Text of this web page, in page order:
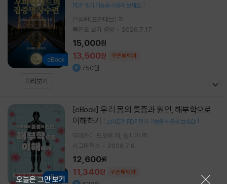
미리보기
PDF 필기 기능을 사용해 보세요! ]
은성원(드얀데브) 저
북인도 요가 명상
2026.7.17.
13,500원 쿠폰혜택가
15,000원
750원
[eBook] 우리 몸의 통증과 원인, 해부학으로
이해하기
[ 스마트한 PDF 필기 기능을 사용해 보세요! ]
무라카미 도오루 저 성시야 역
시그마북스
2026.7.8.
11,340원 쿠폰혜택가
12,600원
오늘은 그만 보기